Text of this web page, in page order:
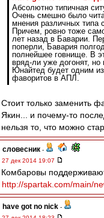
Абсолютно типичная
Очень смешно было
мнения различных типа
Причем, ровно тоже
лет назад в Баварии.
поперли, Бавария
полнейшее говнище. В
вряд-ли уже догонят,
Юнайтед будет одним
фаворитов в АПЛ.
Стоит только заменить
Якин... и почему-то
нельзя то, что можно
словесник -
27 дек 2014 19:07
Комбаровы
http://spartak.com/main/
have got no nick -